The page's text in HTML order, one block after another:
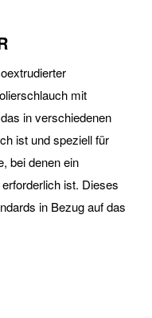
mit
in verschiedenen
ist und speziell für
bei denen ein
ist. Dieses
in Bezug auf das